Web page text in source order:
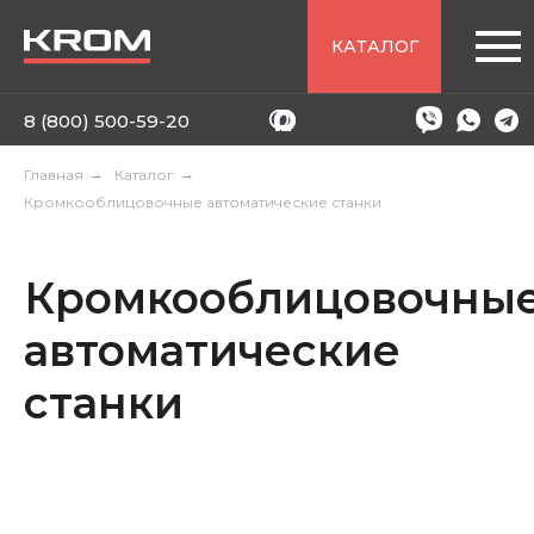
КАТАЛОГ
8 (800) 500-59-20
Главная → Каталог →
Кромкооблицовочные автоматические станки
автоматические
станки